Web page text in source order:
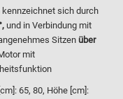
kennzeichnet sich durch
und in Verbindung mit
Sitzenüber
mit
65, 80, Höhe [cm]: